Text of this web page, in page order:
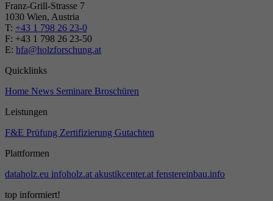
Franz-Grill-Strasse 7
1030 Wien, Austria
T: +43 1 798 26 23-0
​​F: +43 1 798 26 23-50
E: hfa@holzforschung.at
Quicklinks
Home News Seminare Broschüren
Leistungen
F&E Prüfung Zertifizierung Gutachten
Plattformen
dataholz.eu infoholz.at akustikcenter.at fenstereinbau.info
top informiert!